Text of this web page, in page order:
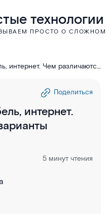
технологии
ПРОСТО О СЛОЖНОМ
интернет. Чем различаются
Поделиться
интернет.
5 минут чтения